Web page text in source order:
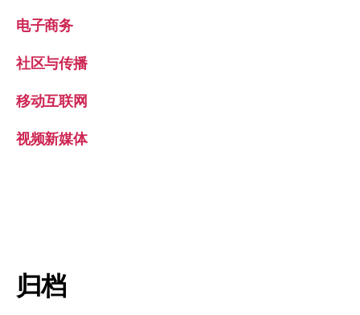
电子商务
社区与传播
移动互联网
视频新媒体
归档